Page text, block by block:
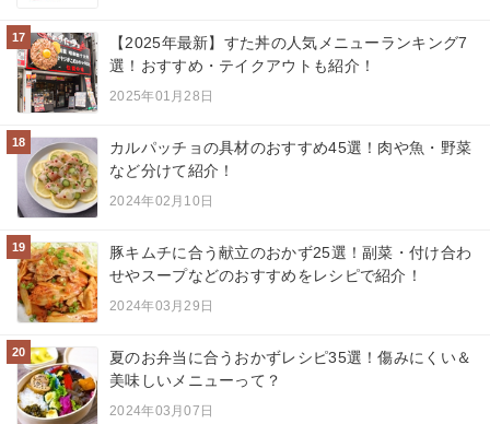
17
【2025年最新】すた丼の人気メニューランキング7
選！おすすめ・テイクアウトも紹介！
2025年01月28日
18
カルパッチョの具材のおすすめ45選！肉や魚・野菜
など分けて紹介！
2024年02月10日
19
豚キムチに合う献立のおかず25選！副菜・付け合わ
せやスープなどのおすすめをレシピで紹介！
2024年03月29日
20
夏のお弁当に合うおかずレシピ35選！傷みにくい＆
美味しいメニューって？
2024年03月07日